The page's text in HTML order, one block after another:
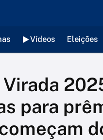
Vídeos Eleições
Virada
para